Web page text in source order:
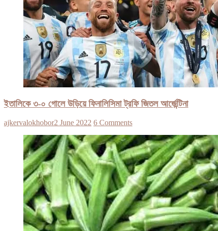
ইতালিকে ৩-০ গোলে উড়িয়ে ফিনালিসিমা ট্রফি জিতল আর্জেন্টিনা
ajkervalokhobor2 June 2022 6 Comments